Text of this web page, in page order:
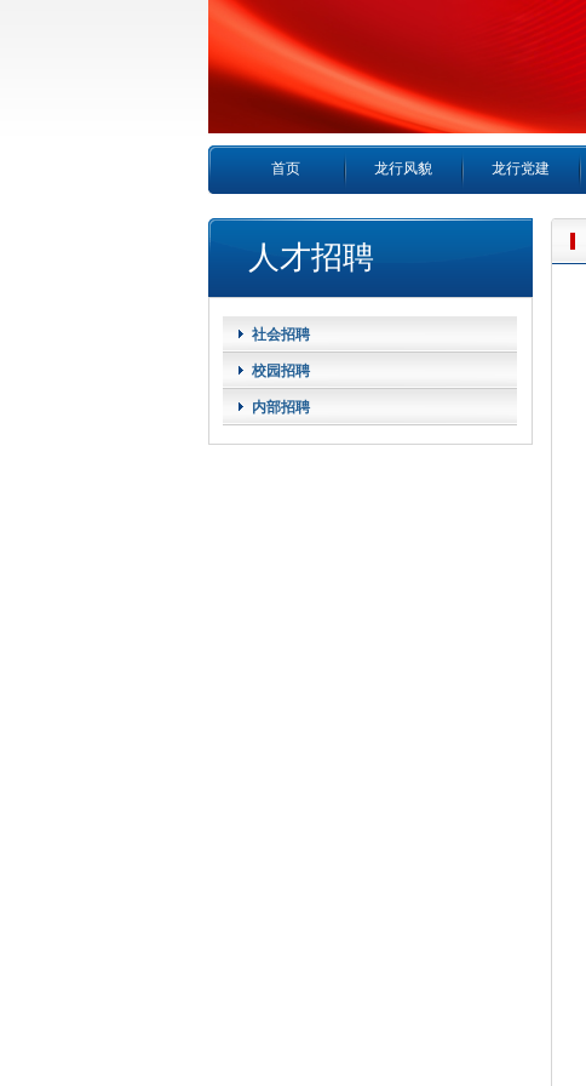
首页 龙行风貌 龙行党建
人才招聘
社会招聘
校园招聘
内部招聘